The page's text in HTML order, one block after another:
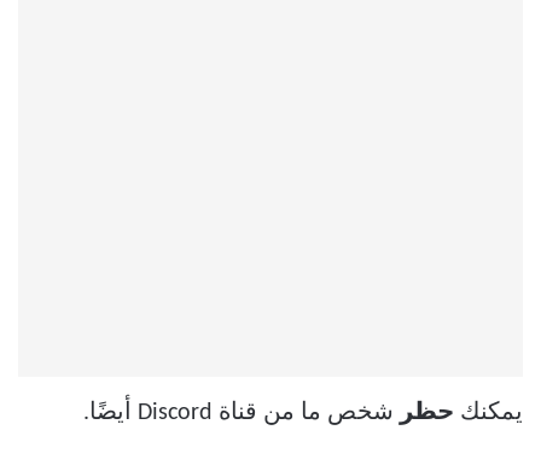
يمكنك حظر شخص ما من قناة Discord أيضًا.